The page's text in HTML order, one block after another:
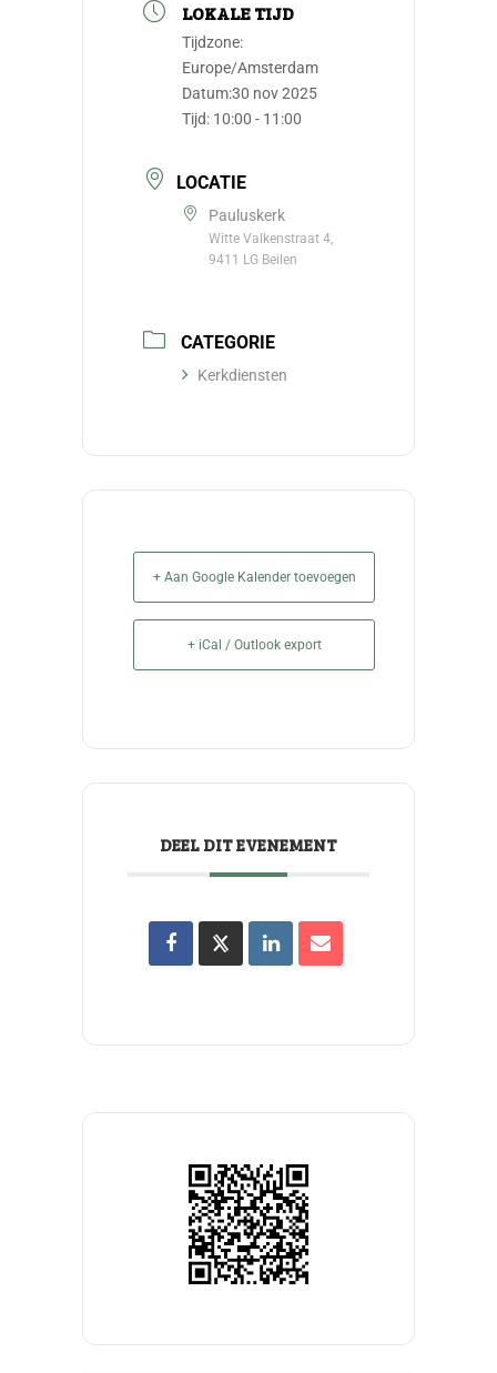
LOKALE TIJD
Tijdzone:
Europe/Amsterdam
Datum:30 nov 2025
Tijd: 10:00 - 11:00
LOCATIE
Pauluskerk
Witte Valkenstraat 4,
9411 LG Beilen
CATEGORIE
Kerkdiensten
+ Aan Google Kalender toevoegen
+ iCal / Outlook export
DEEL DIT EVENEMENT